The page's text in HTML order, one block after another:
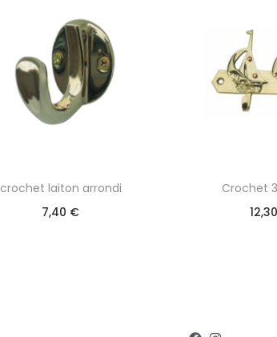
crochet laiton arrondi
7,40 €
Crochet
12,30